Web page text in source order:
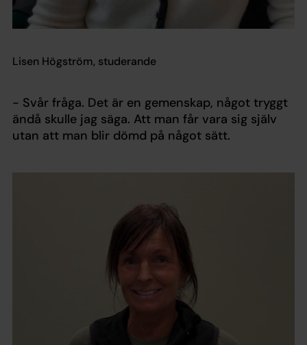
Lisen Högström, studerande
- Svår fråga. Det är en gemenskap, något tryggt
ändå skulle jag säga. Att man får vara sig själv
utan att man blir dömd på något sätt.